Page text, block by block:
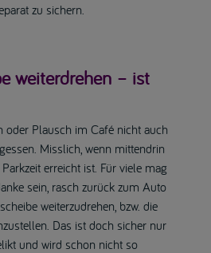
zu sichern.
weiterdrehen – ist
oder Plausch im Café nicht auch
Misslich, wenn mittendrin
erreicht ist. Für viele mag
sein, rasch zurück zum Auto
weiterzudrehen, bzw. die
Das ist doch sicher nur
und wird schon nicht so